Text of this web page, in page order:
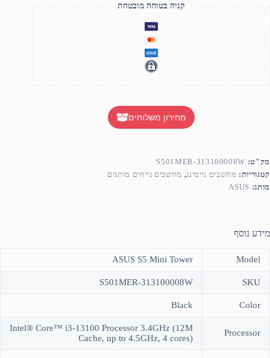
קניה בטוחה מובטחת
מחירון משלוחים
מק"ט: S501MER-313100008W
קטגוריות: מחשבים גיימינג, מחשבים נייחים מותגים
מותג: ASUS
מידע נוסף
Model
ASUS S5 Mini Tower
SKU
S501MER-313100008W
Color
Black
Processor
Intel® Core™ i3-13100 Processor 3.4GHz (12M
Cache, up to 4.5GHz, 4 cores)